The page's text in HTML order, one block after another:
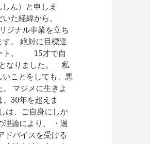
ん）と申しま
た経緯から、
ジナル事業を立ち
。 絶対に目標達
ート。 15才で自
となりました。 私
ことをしても、悪
マジメに生きよ
30年を超えま
は、ご自身にしか
論により、 ・過
ドバイスを受ける